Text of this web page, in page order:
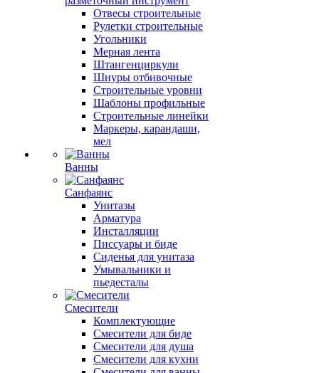
Отвесы строительные
Рулетки строительные
Угольники
Мерная лента
Штангенциркули
Шнуры отбивочные
Строительные уровни
Шаблоны профильные
Строительные линейки
Маркеры, карандаши,
мел
Ванны
Санфаянс
Унитазы
Арматура
Инсталляции
Писсуары и биде
Сиденья для унитаза
Умывальники и
пьедесталы
Смесители
Комплектующие
Смесители для биде
Смесители для душа
Смесители для кухни